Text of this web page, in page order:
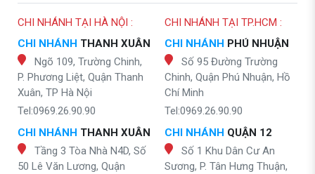
CHI NHÁNH TẠI HÀ NỘI :
CHI NHÁNH THANH XUÂN
Ngõ 109, Trường Chinh,
P. Phương Liệt, Quận Thanh
Xuân, TP Hà Nội
Tel:0969.26.90.90
CHI NHÁNH THANH XUÂN
Tầng 3 Tòa Nhà N4D, Số
50 Lê Văn Lương, Quận
CHI NHÁNH TẠI TP.HCM :
CHI NHÁNH PHÚ NHUẬN
Số 95 Đường Trường
Chinh, Quận Phú Nhuận, Hồ
Chí Minh
Tel:0969.26.90.90
CHI NHÁNH QUẬN 12
Số 1 Khu Dân Cư An
Sương, P. Tân Hưng Thuận,